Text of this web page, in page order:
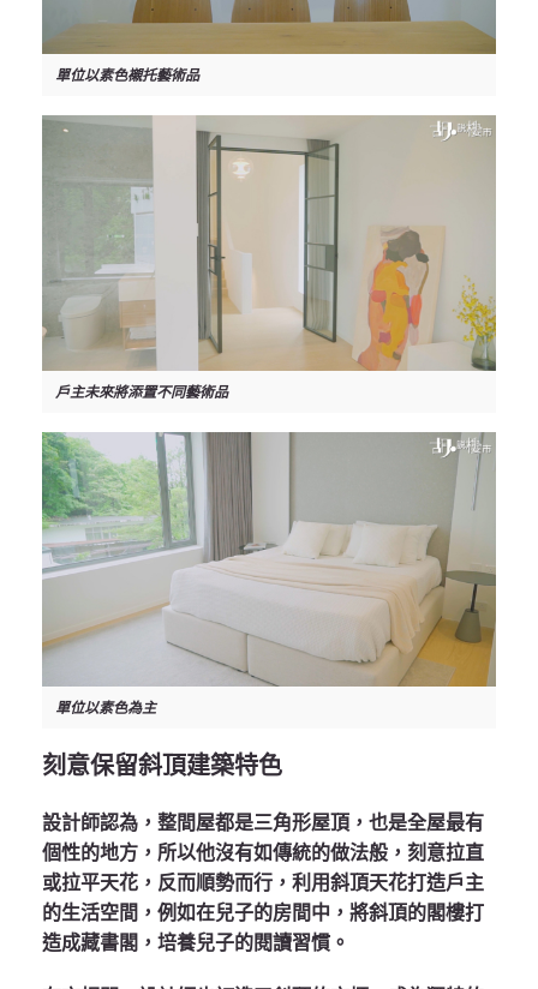
單位以素色襯托藝術品
戶主未來將添置不同藝術品
單位以素色為主
刻意保留斜頂建築特色
設計師認為，整間屋都是三角形屋頂，也是全屋最有
個性的地方，所以他沒有如傳統的做法般，刻意拉直
或拉平天花，反而順勢而行，利用斜頂天花打造戶主
的生活空間，例如在兒子的房間中，將斜頂的閣樓打
造成藏書閣，培養兒子的閱讀習慣。